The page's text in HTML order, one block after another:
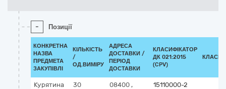
- Позиції
КОНКРЕТНА
НАЗВА
ПРЕДМЕТА
ЗАКУПІВЛІ
КІЛЬКІСТЬ
/
ОД.ВИМІРУ
АДРЕСА
ДОСТАВКИ /
ПЕРІОД
ДОСТАВКИ
КЛАСИФІКАТОР
ДК 021:2015
(CPV)
Курятина
30
08400 ,
15110000-2